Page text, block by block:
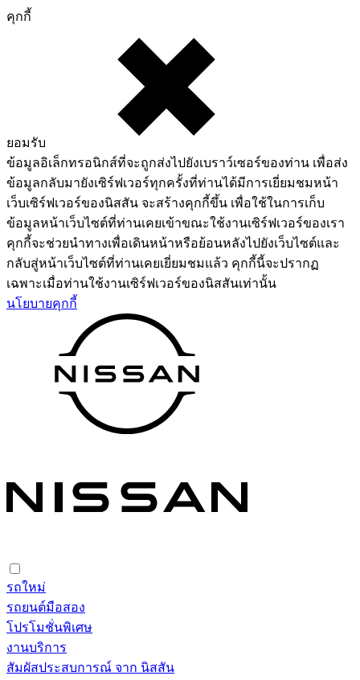
คุกกี้
ยอมรับ
ข้อมูลอิเล็กทรอนิกส์ที่จะถูกส่งไปยังเบราว์เซอร์ของท่าน เพื่อส่ง
ข้อมูลกลับมายังเซิร์ฟเวอร์ทุกครั้งที่ท่านได้มีการเยี่ยมชมหน้า
เว็บเซิร์ฟเวอร์ของนิสสัน จะสร้างคุกกี้ขึ้น เพื่อใช้ในการเก็บ
ข้อมูลหน้าเว็บไซต์ที่ท่านเคยเข้าขณะใช้งานเซิร์ฟเวอร์ของเรา
คุกกี้จะช่วยนำทางเพื่อเดินหน้าหรือย้อนหลังไปยังเว็บไซต์และ
กลับสู่หน้าเว็บไซต์ที่ท่านเคยเยี่ยมชมแล้ว คุกกี้นี้จะปรากฏ
เฉพาะเมื่อท่านใช้งานเซิร์ฟเวอร์ของนิสสันเท่านั้น
นโยบายคุกกี้
รถใหม่
รถยนต์มือสอง
โปรโมชั่นพิเศษ
งานบริการ
สัมผัสประสบการณ์ จาก นิสสัน